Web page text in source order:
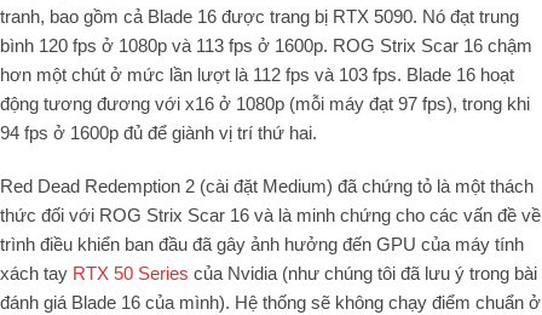
tranh, bao gồm cả Blade 16 được trang bị RTX 5090. Nó đạt trung
bình 120 fps ở 1080p và 113 fps ở 1600p. ROG Strix Scar 16 chậm
hơn một chút ở mức lần lượt là 112 fps và 103 fps. Blade 16 hoạt
động tương đương với x16 ở 1080p (mỗi máy đạt 97 fps), trong khi
94 fps ở 1600p đủ để giành vị trí thứ hai.
Red Dead Redemption 2 (cài đặt Medium) đã chứng tỏ là một thách
thức đối với ROG Strix Scar 16 và là minh chứng cho các vấn đề về
trình điều khiển ban đầu đã gây ảnh hưởng đến GPU của máy tính
xách tay RTX 50 Series của Nvidia (như chúng tôi đã lưu ý trong bài
đánh giá Blade 16 của mình). Hệ thống sẽ không chạy điểm chuẩn ở